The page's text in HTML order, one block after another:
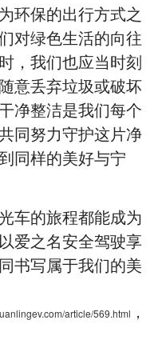
环保的出行方式之
对绿色生活的向往
，我们也应当时刻
意丢弃垃圾或破坏
净整洁是我们每个
同努力守护这片净
同样的美好与宁
车的旅程都能成为
爱之名安全驾驶享
书写属于我们的美
article/569.html ，